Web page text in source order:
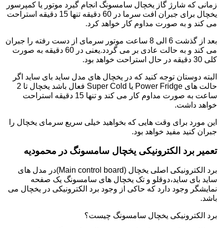
زمانی که شارژ گاز یخچال سامسونگ انجام گیرد موتور یا کمپرسور
یخچال برای جبران افت سرما در 60 دقیقه تنها 15 دقیقه استراحت
می کند و به صورت مداوم کار خواهد کرد.
بعد از گذشت 6 الی 8 ساعت موتور سرمای از دست رفته را جبران
می کند و به حالت عادی بر می گردد.یعنی در 60 دقیقه به صورت
کلی 30 دقیقه در حال استراحت خواهد بود.
البته دوستان توجه کنید که در یخچال های مدل ساید بای ساید اگر
حالت های Power Fridge یا Super Cold فعال باشد یخچال تا 2
ساعت به صورت مداوم کار می کند و تنها 15 دقیقه استراحت
خواهد داشت.
این مورد برای وقت هایی که بخواهید خیلی سریع سرمای یخچال را
جبران کنید مفید خواهد بود.
تعمیر برد الکترونیکی یخچال سامسونگ در محمودیه
برد الکترونیکی اصلی یخچال (Main control board)در مدل های
ساید بای ساید،دوقلو و تک یخچال های سامسونگ یک صفحه
نمایشگر وجود دارد که حاکی از وجود برد الکترونیکی در یخچال می
باشد.
برد الکترونیکی یخچال سامسونگ چیست؟